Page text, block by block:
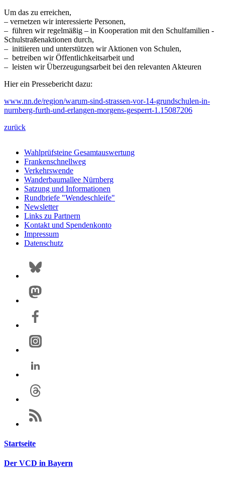
Um das zu erreichen,
– vernetzen wir interessierte Personen,
– führen wir regelmäßig – in Kooperation mit den Schulfamilien -
Schulstraßenaktionen durch,
– initiieren und unterstützen wir Aktionen von Schulen,
– betreiben wir Öffentlichkeitsarbeit und
– leisten wir Überzeugungsarbeit bei den relevanten Akteuren
Hier ein Pressebericht dazu:
www.nn.de/region/warum-sind-strassen-vor-14-grundschulen-in-
nurnberg-furth-und-erlangen-morgens-gesperrt-1.15087206
zurück
Wahlprüfsteine Gesamtauswertung
Frankenschnellweg
Verkehrswende
Wanderbaumallee Nürnberg
Satzung und Informationen
Rundbriefe "Wendeschleife"
Newsletter
Links zu Partnern
Kontakt und Spendenkonto
Impressum
Datenschutz
Startseite
Der VCD in Bayern